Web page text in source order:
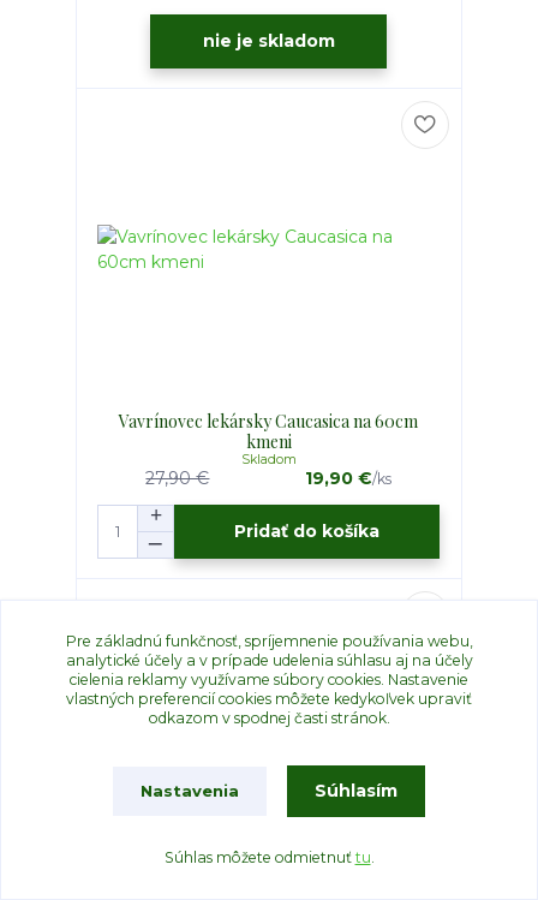
nie je skladom
Vavrínovec lekársky Caucasica na 60cm
kmeni
27,90 € 19,90 €/ks
Skladom
Pridať do košíka
Pre základnú funkčnosť, spríjemnenie používania webu,
analytické účely a v prípade udelenia súhlasu aj na účely
cielenia reklamy využívame súbory cookies. Nastavenie
vlastných preferencií cookies môžete kedykoľvek upraviť
odkazom v spodnej časti stránok.
Nastavenia Súhlasím
Súhlas môžete odmietnuť tu